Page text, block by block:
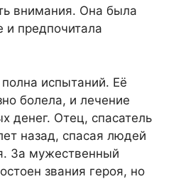
внимания. Она была
и предпочитала
испытаний. Её
болела, и лечение
денег. Отец, спасатель
назад, спасая людей
За мужественный
звания героя, но